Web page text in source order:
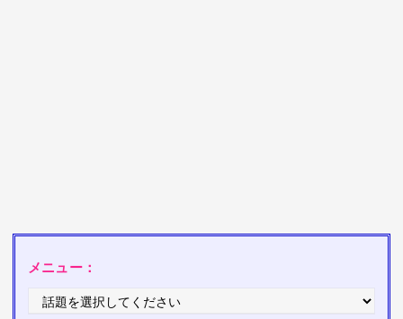
メニュー：